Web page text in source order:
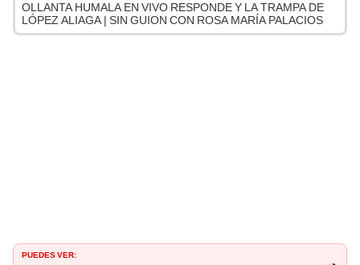
OLLANTA HUMALA EN VIVO RESPONDE Y LA TRAMPA DE
LÓPEZ ALIAGA | SIN GUION CON ROSA MARÍA PALACIOS
PUEDES VER: